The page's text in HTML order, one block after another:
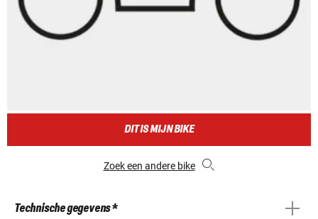
DIT IS MIJN BIKE
Zoek een andere bike
Technische gegevens *